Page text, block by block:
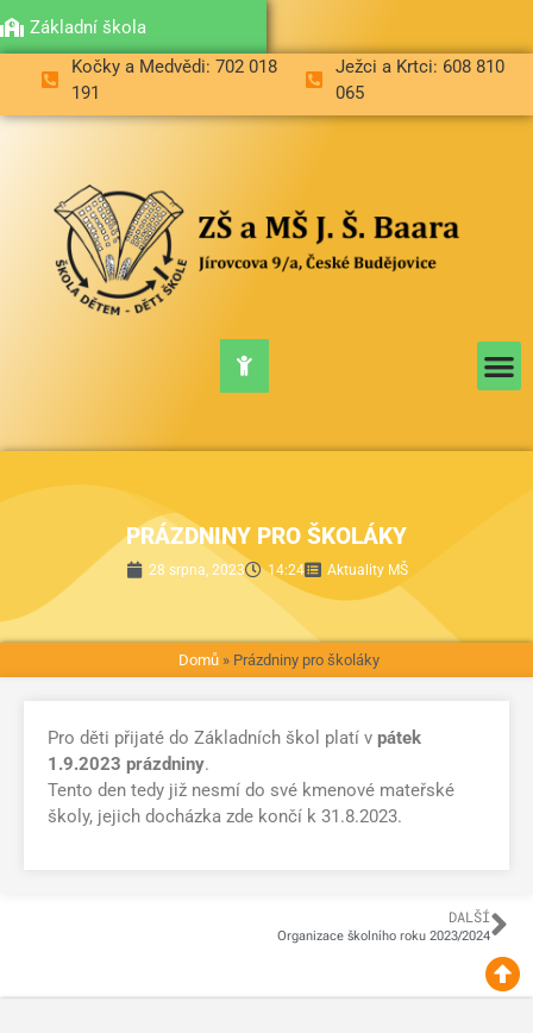
Kočky a Medvědi: 702 018
191
Ježci a Krtci: 608 810
065
Mateřská škola
Základní škola
PRÁZDNINY PRO ŠKOLÁKY
28 srpna, 2023 14:24 Aktuality MŠ
Domů» Prázdniny pro školáky
Pro děti přijaté do Základních škol platí v pátek
1.9.2023 prázdniny.
Tento den tedy již nesmí do své kmenové mateřské
školy, jejich docházka zde končí k 31.8.2023.
DALŠÍ
Organizace školního roku 2023/2024